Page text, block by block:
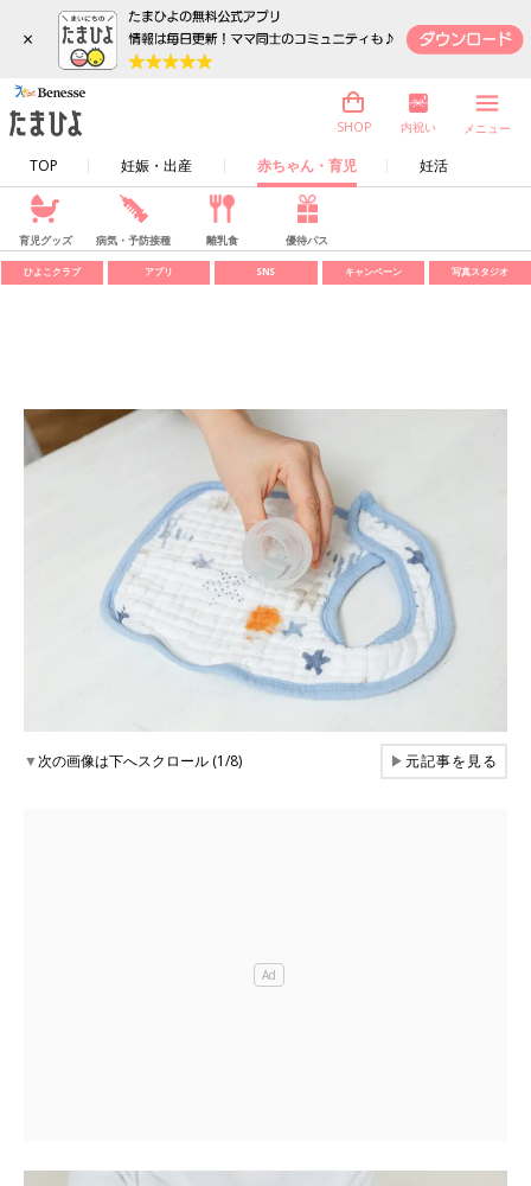
×
TOP 妊娠・出産 赤ちゃん・育児 妊活
SHOP 内祝い メニュー
育児グッズ 病気・予防接種 離乳食 優待パス
ひよこクラブ アプリ SNS キャンペーン 写真スタジオ
▼次の画像は下へスクロール (1/8) ▶元記事を見る